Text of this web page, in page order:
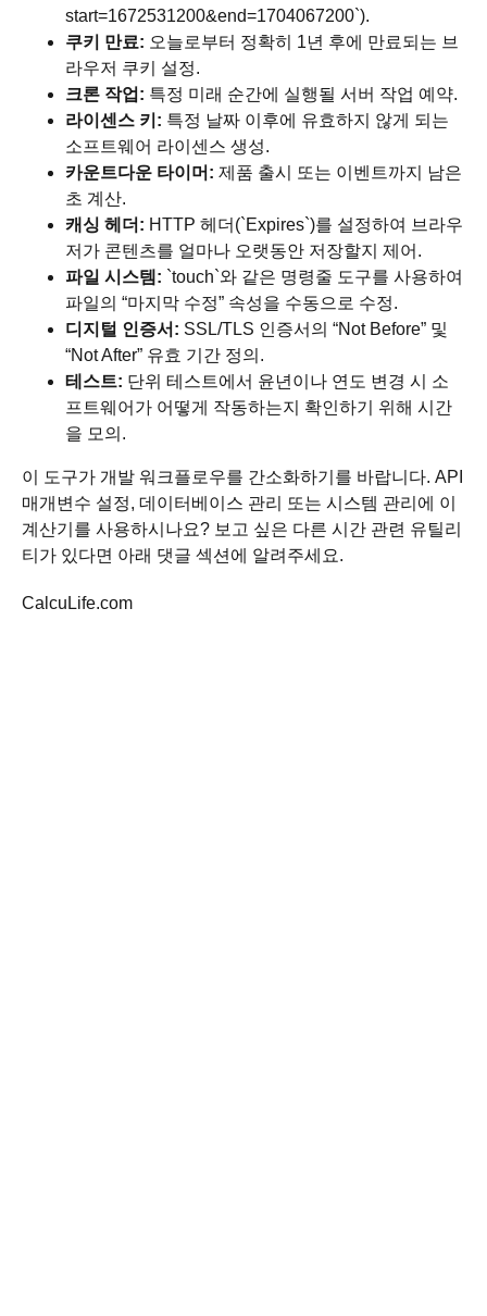
start=1672531200&end=1704067200`).
쿠키 만료: 오늘로부터 정확히 1년 후에 만료되는 브
라우저 쿠키 설정.
크론 작업: 특정 미래 순간에 실행될 서버 작업 예약.
라이센스 키: 특정 날짜 이후에 유효하지 않게 되는
소프트웨어 라이센스 생성.
카운트다운 타이머: 제품 출시 또는 이벤트까지 남은
초 계산.
캐싱 헤더: HTTP 헤더(`Expires`)를 설정하여 브라우
저가 콘텐츠를 얼마나 오랫동안 저장할지 제어.
파일 시스템: `touch`와 같은 명령줄 도구를 사용하여
파일의 “마지막 수정” 속성을 수동으로 수정.
디지털 인증서: SSL/TLS 인증서의 “Not Before” 및
“Not After” 유효 기간 정의.
테스트: 단위 테스트에서 윤년이나 연도 변경 시 소
프트웨어가 어떻게 작동하는지 확인하기 위해 시간
을 모의.
이 도구가 개발 워크플로우를 간소화하기를 바랍니다. API
매개변수 설정, 데이터베이스 관리 또는 시스템 관리에 이
계산기를 사용하시나요? 보고 싶은 다른 시간 관련 유틸리
티가 있다면 아래 댓글 섹션에 알려주세요.
CalcuLife.com